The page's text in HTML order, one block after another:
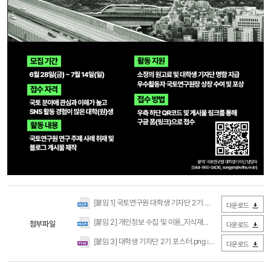
국토연구원
28일
첨부파일
[붙임 1] 국토연구원 대학생 기자단 2기 지원서.hwp (33.5KB / 다
다운로드
[붙임 2] 개인정보 수집 및 이용_지식재산권 및 활동 관련 동의서_수정.hwp 다운로드
[붙임 3] 대학생 기자단 2기 포스터.png (1.32MB / 다운로드 512회) 다운로드